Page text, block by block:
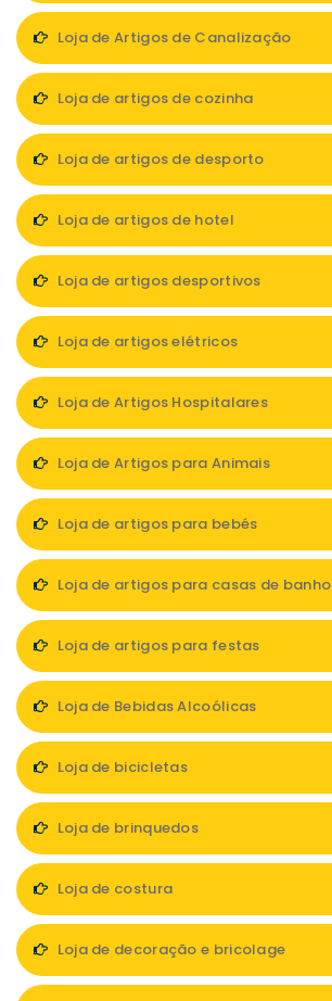
Loja de Artigos de Canalização
Loja de artigos de cozinha
Loja de artigos de desporto
Loja de artigos de hotel
Loja de artigos desportivos
Loja de artigos elétricos
Loja de Artigos Hospitalares
Loja de Artigos para Animais
Loja de artigos para bebés
Loja de artigos para casas de banho
Loja de artigos para festas
Loja de Bebidas Alcoólicas
Loja de bicicletas
Loja de brinquedos
Loja de costura
Loja de decoração e bricolage